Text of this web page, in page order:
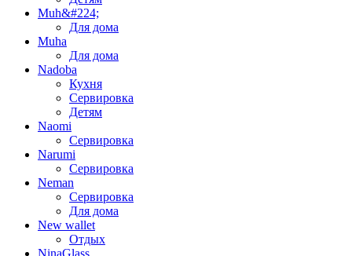
Muh&#224;
Для дома
Muha
Для дома
Nadoba
Кухня
Сервировка
Детям
Naomi
Сервировка
Narumi
Сервировка
Neman
Сервировка
Для дома
New wallet
Отдых